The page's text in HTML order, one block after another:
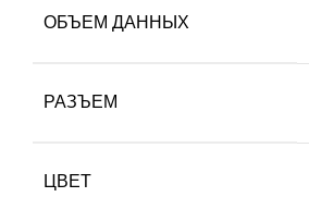
ОБЪЕМ ДАННЫХ
РАЗЪЕМ
ЦВЕТ